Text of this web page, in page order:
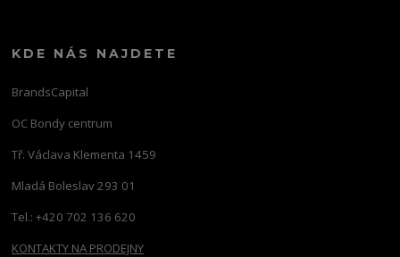
KDE NÁS NAJDETE
BrandsCapital
OC Bondy centrum
Tř. Václava Klementa 1459
Mladá Boleslav 293 01
Tel.: +420 702 136 620
KONTAKTY NA PRODEJNY